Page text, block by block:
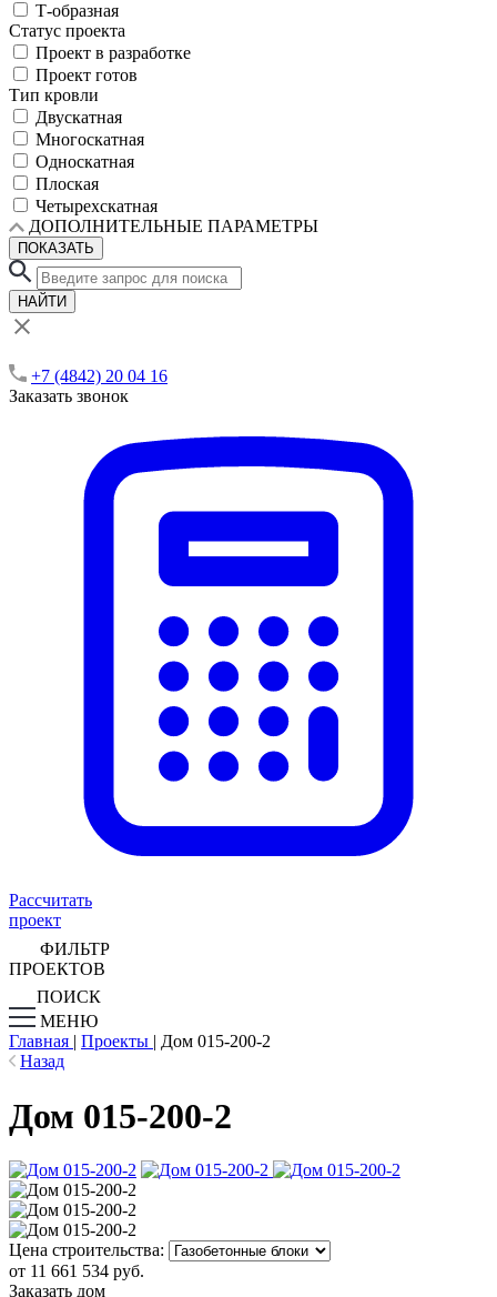
Т-образная
Статус проекта
Проект в разработке
Проект готов
Тип кровли
Двускатная
Многоскатная
Односкатная
Плоская
Четырехскатная
ДОПОЛНИТЕЛЬНЫЕ ПАРАМЕТРЫ
ПОКАЗАТЬ
НАЙТИ
+7 (4842) 20 04 16
Заказать звонок
Рассчитать
проект
ФИЛЬТР
ПРОЕКТОВ
ПОИСК
МЕНЮ
Главная | Проекты | Дом 015-200-2
Назад
Дом 015-200-2
Цена строительства:
от 11 661 534 руб.
Заказать дом